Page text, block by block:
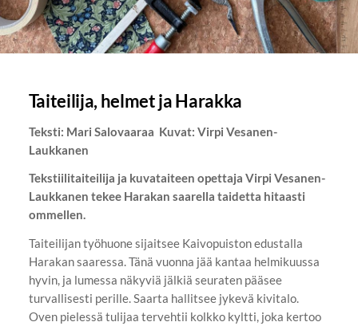
Taiteilija, helmet ja Harakka
Teksti: Mari Salovaaraa Kuvat: Virpi Vesanen-
Laukkanen
Tekstiilitaiteilija ja kuvataiteen opettaja Virpi Vesanen-
Laukkanen tekee Harakan saarella taidetta hitaasti
ommellen.
Taiteilijan työhuone sijaitsee Kaivopuiston edustalla
Harakan saaressa. Tänä vuonna jää kantaa helmikuussa
hyvin, ja lumessa näkyviä jälkiä seuraten pääsee
turvallisesti perille. Saarta hallitsee jykevä kivitalo.
Oven pielessä tulijaa tervehtii kolkko kyltti, joka kertoo